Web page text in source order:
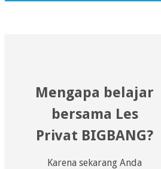
Mengapa belajar
bersama Les
Privat BIGBANG?
Karena sekarang Anda